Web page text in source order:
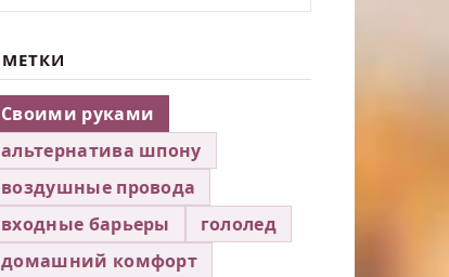
МЕТКИ
Своими руками
альтернатива шпону
воздушные провода
входные барьеры
гололед
домашний комфорт